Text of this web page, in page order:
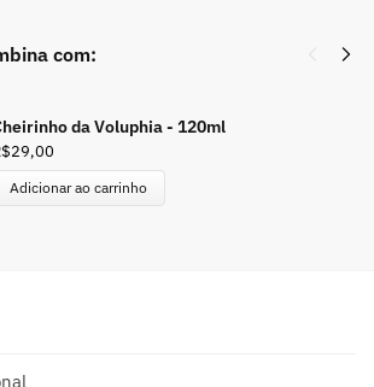
com:
da Voluphia - 120ml
29,00
Adicionar ao carrinho